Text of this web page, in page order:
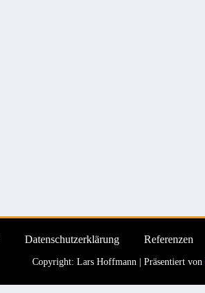
Datenschutzerklärung Referenzen
Copyright: Lars Hoffmann | Präsentiert von